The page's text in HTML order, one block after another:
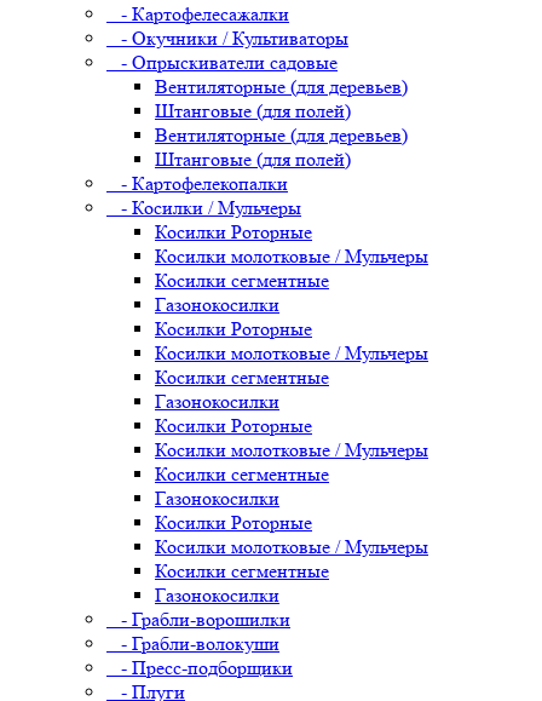
- Картофелесажалки
- Окучники / Культиваторы
- Опрыскиватели садовые
Вентиляторные (для деревьев)
Штанговые (для полей)
Вентиляторные (для деревьев)
Штанговые (для полей)
- Картофелекопалки
- Косилки / Мульчеры
Косилки Роторные
Косилки молотковые / Мульчеры
Косилки сегментные
Газонокосилки
Косилки Роторные
Косилки молотковые / Мульчеры
Косилки сегментные
Газонокосилки
Косилки Роторные
Косилки молотковые / Мульчеры
Косилки сегментные
Газонокосилки
Косилки Роторные
Косилки молотковые / Мульчеры
Косилки сегментные
Газонокосилки
- Грабли-ворошилки
- Грабли-волокуши
- Пресс-подборщики
- Плуги